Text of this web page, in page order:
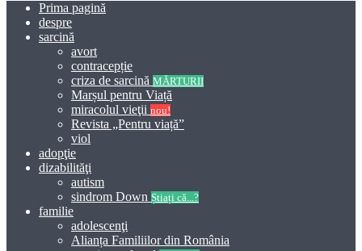
Prima pagină
despre
sarcină
avort
contracepție
criza de sarcină MĂRTURII
Marșul pentru Viață
miracolul vieţii nou!
Revista „Pentru viață”
viol
adopţie
dizabilităţi
autism
sindrom Down Știați că...?
familie
adolescenţi
Alianța Familiilor din România